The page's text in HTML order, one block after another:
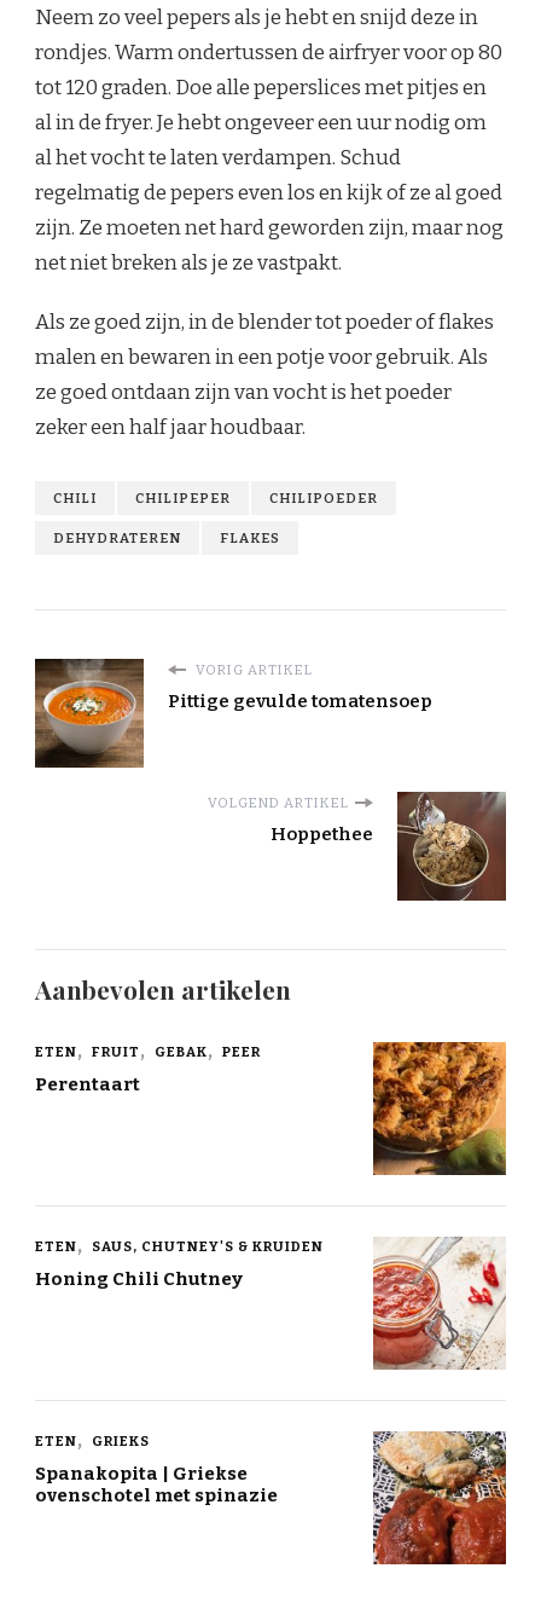
Neem zo veel pepers als je hebt en snijd deze in
rondjes. Warm ondertussen de airfryer voor op 80
tot 120 graden. Doe alle peperslices met pitjes en
al in de fryer. Je hebt ongeveer een uur nodig om
al het vocht te laten verdampen. Schud
regelmatig de pepers even los en kijk of ze al goed
zijn. Ze moeten net hard geworden zijn, maar nog
net niet breken als je ze vastpakt.
Als ze goed zijn, in de blender tot poeder of flakes
malen en bewaren in een potje voor gebruik. Als
ze goed ontdaan zijn van vocht is het poeder
zeker een half jaar houdbaar.
CHILI CHILIPEPER CHILIPOEDER
DEHYDRATEREN FLAKES
VORIG ARTIKEL
Pittige gevulde tomatensoep
VOLGEND ARTIKEL
Hoppethee
Aanbevolen artikelen
ETEN FRUIT GEBAK PEER
Perentaart
ETEN SAUS, CHUTNEY'S & KRUIDEN
Honing Chili Chutney
ETEN GRIEKS
Spanakopita | Griekse
ovenschotel met spinazie